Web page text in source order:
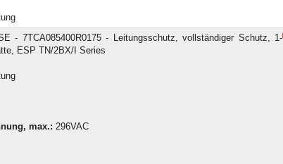
- 7TCA085400R0175 - Leitungsschutz, vollständiger Schutz, 1-
ESP TN/2BX/I Series
max.: 296VAC